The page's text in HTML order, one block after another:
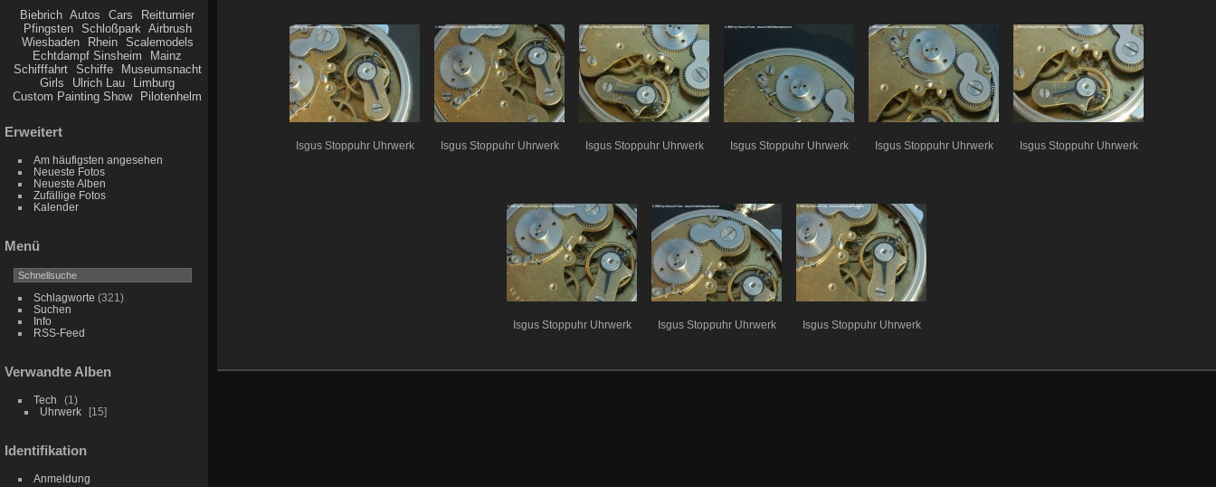
Biebrich Autos Cars
Reitturnier
Pfingsten
Schloßpark Airbrush
Wiesbaden
Rhein
Scalemodels
Echtdampf Sinsheim
Mainz
Schifffahrt
Schiffe
Museumsnacht
Girls
Ulrich Lau
Limburg
Custom Painting Show
Pilotenhelm
Erweitert
Am häufigsten angesehen
Neueste Fotos
Neueste Alben
Zufällige Fotos
Kalender
Menü
Schlagworte (321)
Suchen
Info
RSS-Feed
Verwandte Alben
Tech
1
Uhrwerk
15
Identifikation
Anmeldung
Isgus Stoppuhr Uhrwerk Isgus Stoppuhr Uhrwerk Isgus Stoppuhr Uhrwerk Isgus Stoppuhr Uhrwerk Isgus Stoppuhr Uhrwerk Isgus Stoppuhr Uhrwerk
Isgus Stoppuhr Uhrwerk Isgus Stoppuhr Uhrwerk Isgus Stoppuhr Uhrwerk